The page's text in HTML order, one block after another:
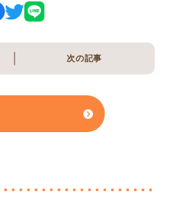
次の記事